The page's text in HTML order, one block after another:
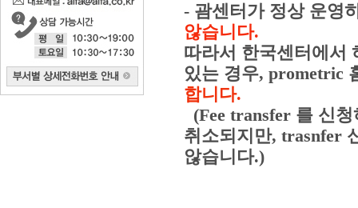
- 괌센터가 정상 운영
않습니다.
따라서 한국센터에서
있는 경우, prometric
합니다.
(Fee transfer 를 신
취소되지만, trasnfer
않습니다.)